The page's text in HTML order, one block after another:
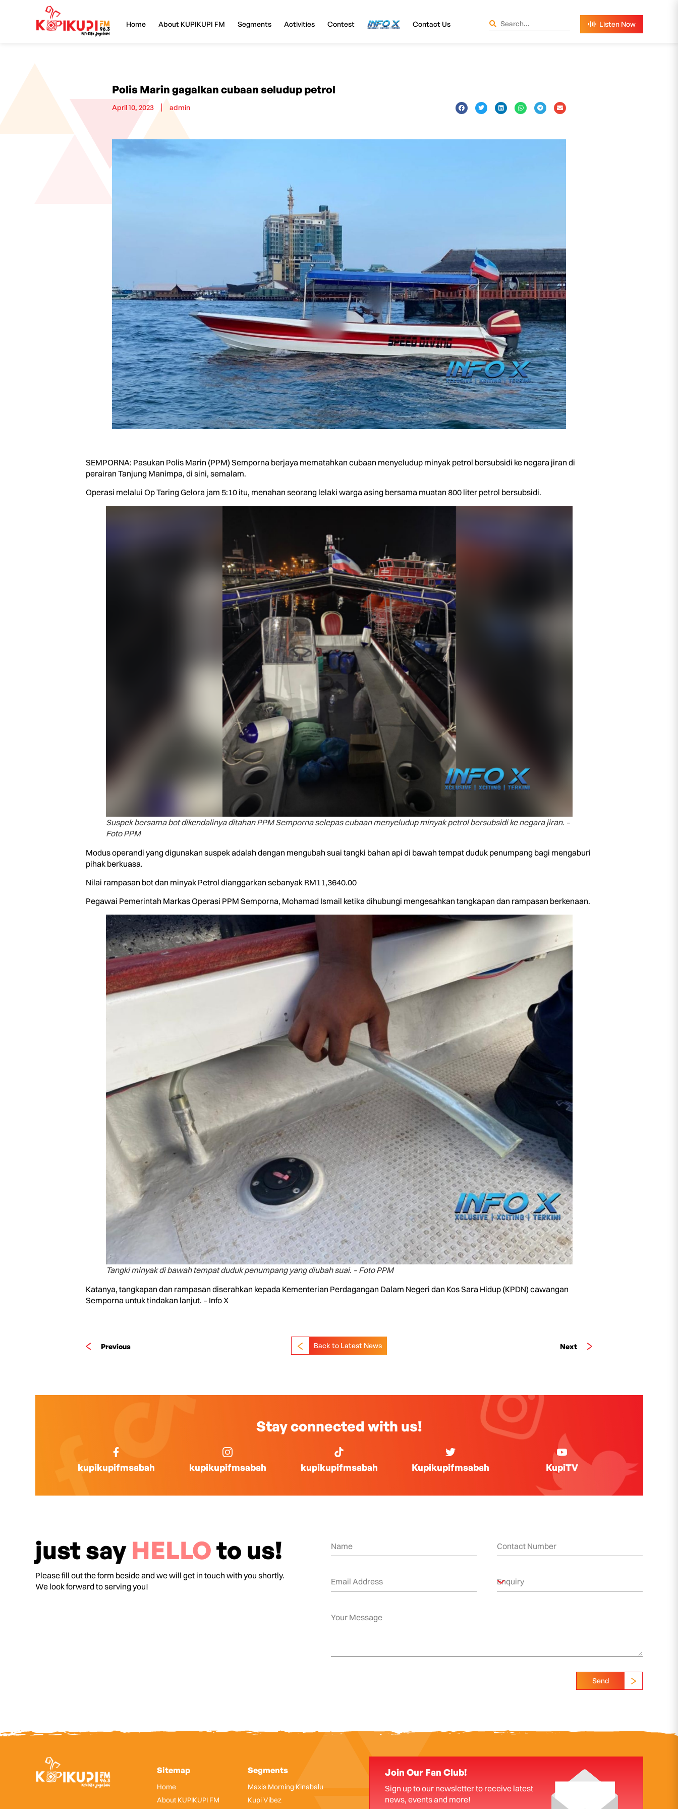
Home About KUPIKUPI FM Segments Activities Contest InfoX Contact Us
Polis Marin gagalkan cubaan seludup petrol
April 10, 2023 admin
SEMPORNA: Pasukan Polis Marin (PPM) Semporna berjaya mematahkan cubaan menyeludup minyak petrol bersubsidi ke negara jiran di
perairan Tanjung Manimpa, di sini, semalam.
Operasi melalui Op Taring Gelora jam 5:10 itu, menahan seorang lelaki warga asing bersama muatan 800 liter petrol bersubsidi.
Suspek bersama bot dikendalinya ditahan PPM Semporna selepas cubaan menyeludup minyak petrol bersubsidi ke negara jiran. –
Foto PPM
Modus operandi yang digunakan suspek adalah dengan mengubah suai tangki bahan api di bawah tempat duduk penumpang bagi mengaburi
pihak berkuasa.
Nilai rampasan bot dan minyak Petrol dianggarkan sebanyak RM11,3640.00
Pegawai Pemerintah Markas Operasi PPM Semporna, Mohamad Ismail ketika dihubungi mengesahkan tangkapan dan rampasan berkenaan.
Tangki minyak di bawah tempat duduk penumpang yang diubah suai. – Foto PPM
Katanya, tangkapan dan rampasan diserahkan kepada Kementerian Perdagangan Dalam Negeri dan Kos Sara Hidup (KPDN) cawangan
Semporna untuk tindakan lanjut. – Info X
Previous Next
Back to Latest News
Stay connected with us!
kupikupifmsabah kupikupifmsabah kupikupifmsabah Kupikupifmsabah KupiTV
just say HELLOto us!
Please fill out the form beside and we will get in touch with you shortly.
We look forward to serving you!
Send
Sitemap
Home
About KUPIKUPI FM
Segments
Maxis Morning Kinabalu
Kupi Vibez
Join Our Fan Club!
Sign up to our newsletter to receive latest
news, events and more!